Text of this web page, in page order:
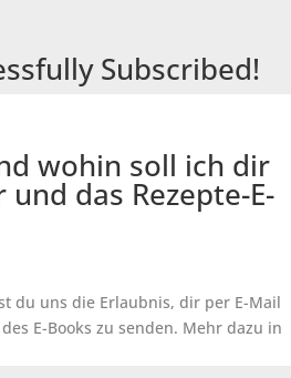
Subscribed!
wohin soll ich dir
das Rezepte-E-
du uns die Erlaubnis, dir per E-Mail
E-Books zu senden. Mehr dazu in